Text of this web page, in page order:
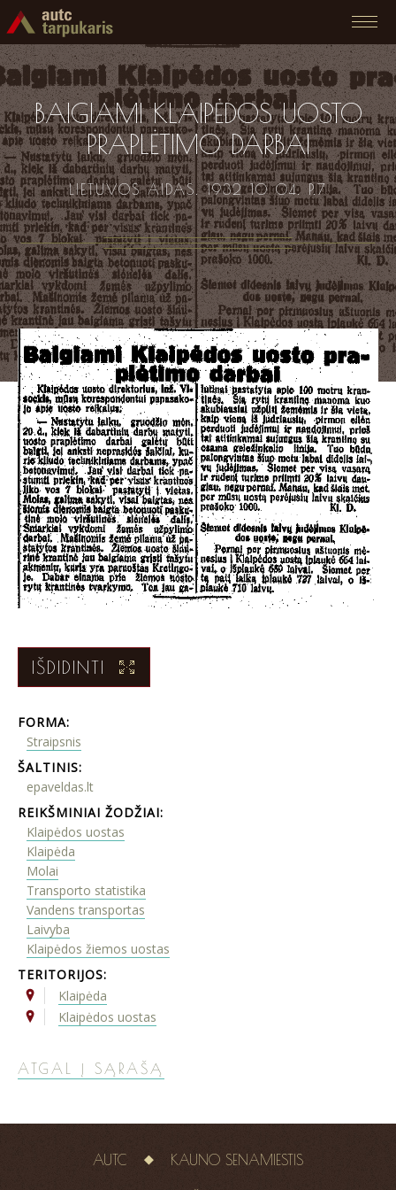
BAIGIAMI KLAIPĖDOS UOSTO
PRAPLĖTIMO DARBAI
LIETUVOS AIDAS. 1932 10 04. P.7
IŠDIDINTI
FORMA:
Straipsnis
ŠALTINIS:
epaveldas.lt
REIKŠMINIAI ŽODŽIAI:
Klaipėdos uostas
Klaipėda
Molai
Transporto statistika
Vandens transportas
Laivyba
Klaipėdos žiemos uostas
TERITORIJOS:
Klaipėda
Klaipėdos uostas
ATGAL Į SĄRAŠĄ
AUTC KAUNO SENAMIESTIS